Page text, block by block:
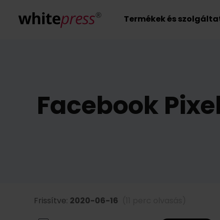
Termékek és
Facebook
Frissítve: 2020-06-16